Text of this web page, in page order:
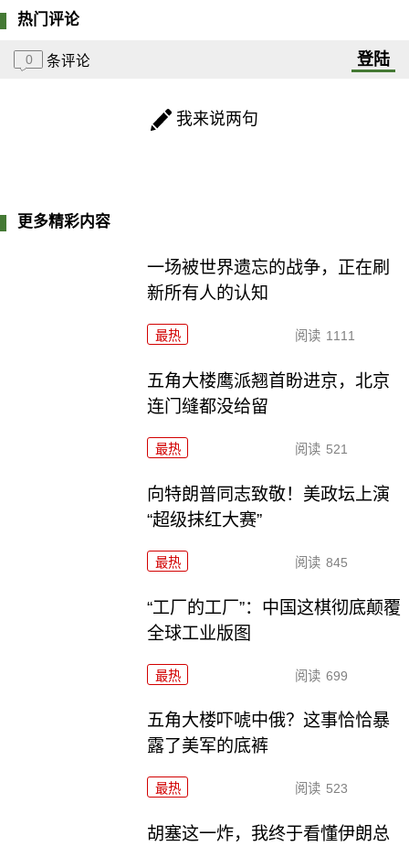
热门评论
0 条评论 登陆
我来说两句
更多精彩内容
一场被世界遗忘的战争，正在刷
新所有人的认知
最热 阅读 1111
五角大楼鹰派翘首盼进京，北京
连门缝都没给留
最热 阅读 521
向特朗普同志致敬！美政坛上演
“超级抹红大赛”
最热 阅读 845
“工厂的工厂”：中国这棋彻底颠覆
全球工业版图
最热 阅读 699
五角大楼吓唬中俄？这事恰恰暴
露了美军的底裤
最热 阅读 523
胡塞这一炸，我终于看懂伊朗总